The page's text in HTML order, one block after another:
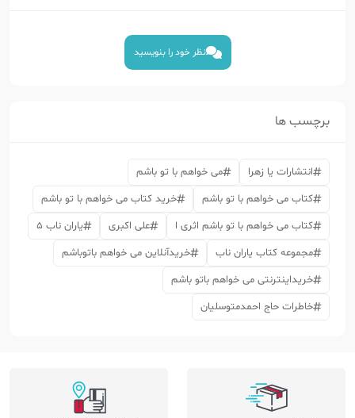
نظر خود را بنویسید
برچسب ها
انتشارات یا زهرا
می خواهم با تو باشم
کتاب می خواهم با تو باشم
خرید کتاب می خواهم با تو باشم
کتاب می خواهم با تو باشم اثری ا
علی اکبری
یاران ناب 5
مجموعه کتاب یاران ناب
خریدآنلاین می خواهم باتوباشم
خریداینترنتی می خواهم باتو باشم
خاطرات حاج احمدمتوسلیان